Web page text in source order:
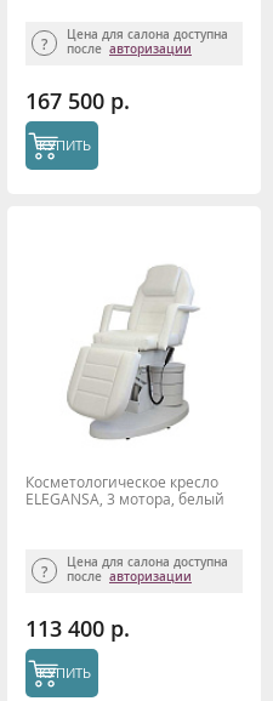
Цена для салона доступна
после авторизации
167 500 р.
КУПИТЬ
Косметологическое кресло
ELEGANSA, 3 мотора, белый
Цена для салона доступна
после авторизации
113 400 р.
КУПИТЬ